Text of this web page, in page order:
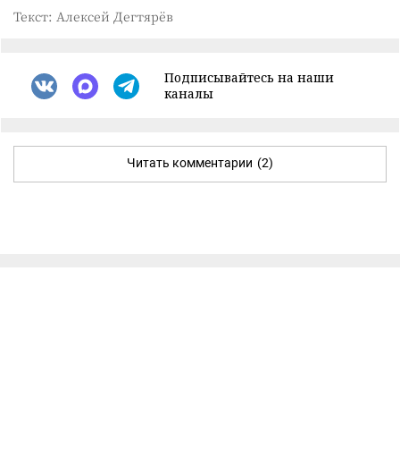
Текст: Алексей Дегтярёв
Подписывайтесь на наши
каналы
Читать комментарии (2)